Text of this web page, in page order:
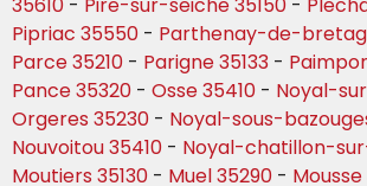
35610 - Pire-sur-seiche 35150 -
Pipriac 35550 - Parthenay-de-
Parce 35210 - Parigne 35133 -
Pance 35320 - Osse 35410 - Noyal-
Orgeres 35230 - Noyal-sous-
Nouvoitou 35410 - Noyal-chatillon-
Moutiers 35130 - Muel 35290 - Mousse